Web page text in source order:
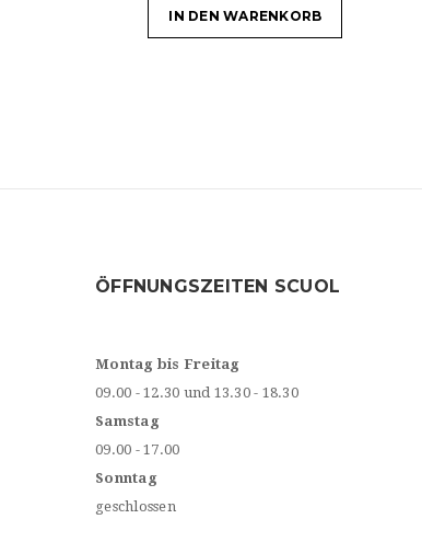
IN DEN WARENKORB
ÖFFNUNGSZEITEN SCUOL
Montag bis Freitag
09.00 - 12.30 und 13.30 - 18.30
Samstag
09.00 - 17.00
Sonntag
geschlossen